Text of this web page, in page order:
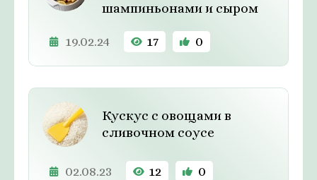
шампиньонами и сыром
19.02.24 17 0
Кускус с овощами в
сливочном соусе
02.08.23 12 0